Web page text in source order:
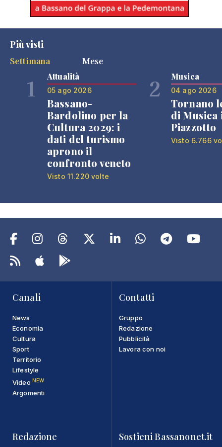
Più visti
Settimana
Mese
1 Attualità
05 ago 2026
Bassano-
Bardolino per la
Cultura 2029: i
dati del turismo
aprono il
confronto veneto
Visto 11.220 volte
2 Musica
04 ago 2026
Tornano
di Musica
Piazzotto
Visto 6.766
Canali
News
Economia
Cultura
Sport
Territorio
Lifestyle
Video NEW
Argomenti
Contatti
Gruppo
Redazione
Pubblicità
Lavora con noi
Redazione Sostieni Bassanonet.it